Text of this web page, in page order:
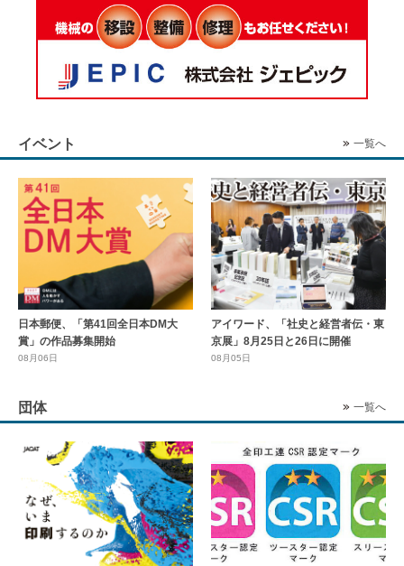
イベント 一覧へ
日本郵便、「第41回全日本DM大
賞」の作品募集開始
08月06日
アイワード、「社史と経営者伝・東
京展」8月25日と26日に開催
08月05日
団体 一覧へ